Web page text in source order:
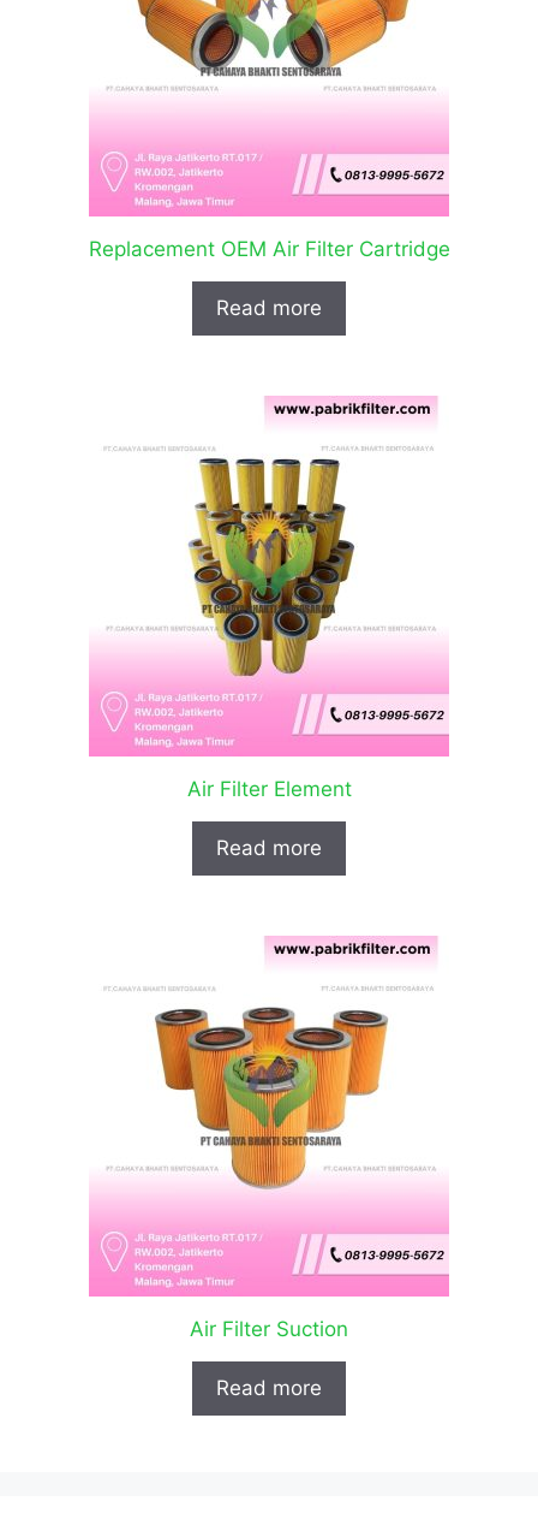
Replacement OEM Air Filter Cartridge
Read more
Air Filter Element
Read more
Air Filter Suction
Read more